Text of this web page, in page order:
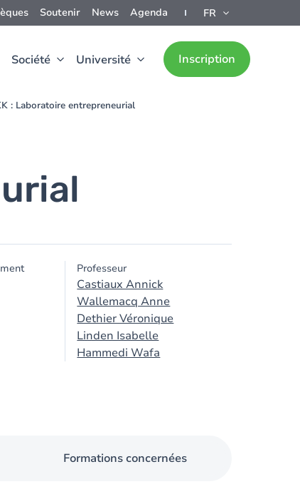
Soutenir News Agenda FR
Société Université Inscription
: Laboratoire entrepreneurial
Professeur
Castiaux Annick
Wallemacq Anne
Dethier Véronique
Linden Isabelle
Hammedi Wafa
Formations concernées